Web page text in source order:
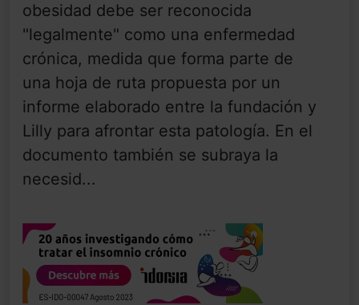
obesidad debe ser reconocida
"legalmente" como una enfermedad
crónica, medida que forma parte de
una hoja de ruta propuesta por un
informe elaborado entre la fundación y
Lilly para afrontar esta patología. En el
documento también se subraya la
necesid...